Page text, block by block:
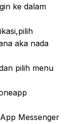
ke dalam
aka nada
pilih menu
Messenger